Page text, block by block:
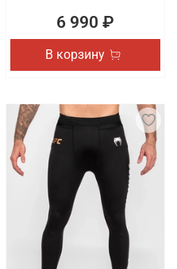
6 990 ₽
В корзину